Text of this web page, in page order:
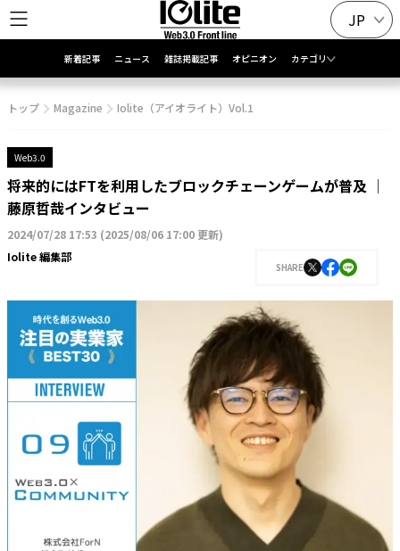
JP
新着記事 ニュース 雑誌掲載記事 オピニオン カテゴリ
トップ Magazine Iolite（アイオライト）Vol.1
Web3.0
将来的にはFTを利用したブロックチェーンゲームが普及 │
藤原哲哉インタビュー
2024/07/28 17:53 (2025/08/06 17:00 更新)
Iolite 編集部
SHARE